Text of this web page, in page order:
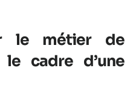
le métier de
cadre d’une